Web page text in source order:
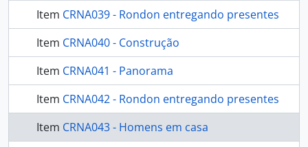
Item CRNA039 - Rondon entregando presentes
Item CRNA040 - Construção
Item CRNA041 - Panorama
Item CRNA042 - Rondon entregando presentes
Item CRNA043 - Homens em casa